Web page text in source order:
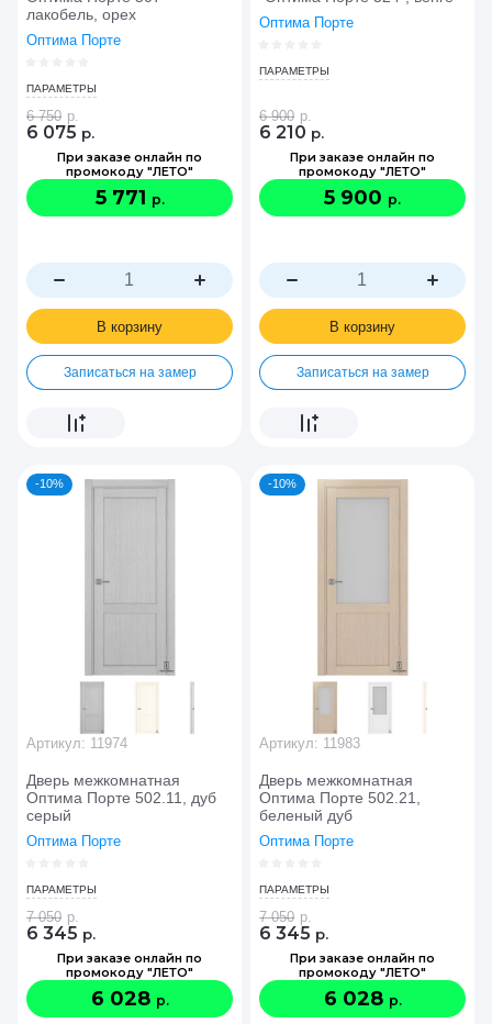
лакобель, орех
Оптима Порте
ПАРАМЕТРЫ
6 750 р.
6 075 р.
При заказе онлайн по
промокоду "ЛЕТО"
5 771 р.
В корзину
Записаться на замер
Оптима Порте
ПАРАМЕТРЫ
6 900 р.
6 210 р.
При заказе онлайн по
промокоду "ЛЕТО"
5 900 р.
В корзину
Записаться на замер
-10%
Дверь межкомнатная
Оптима Порте 502.11, дуб
серый
Оптима Порте
Артикул: 11974
ПАРАМЕТРЫ
7 050 р.
6 345 р.
При заказе онлайн по
промокоду "ЛЕТО"
6 028 р.
-10%
Дверь межкомнатная
Оптима Порте 502.21,
беленый дуб
Оптима Порте
Артикул: 11983
ПАРАМЕТРЫ
7 050 р.
6 345 р.
При заказе онлайн по
промокоду "ЛЕТО"
6 028 р.